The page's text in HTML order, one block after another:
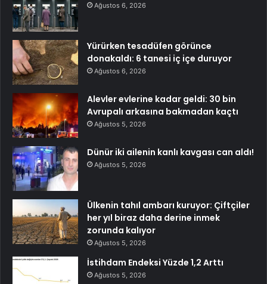
Ağustos 6, 2026
Yürürken tesadüfen görünce
donakaldı: 6 tanesi iç içe duruyor
Ağustos 6, 2026
Alevler evlerine kadar geldi: 30 bin
Avrupalı arkasına bakmadan kaçtı
Ağustos 5, 2026
Dünür iki ailenin kanlı kavgası can aldı!
Ağustos 5, 2026
Ülkenin tahıl ambarı kuruyor: Çiftçiler
her yıl biraz daha derine inmek
zorunda kalıyor
Ağustos 5, 2026
İstihdam Endeksi Yüzde 1,2 Arttı
Ağustos 5, 2026